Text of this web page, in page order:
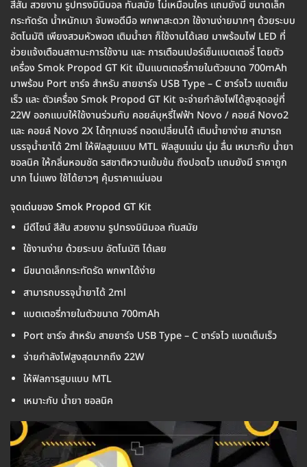
สีสัน สวยงาม รูปทรงมินิมอล ทันสมัย ไม่เหมือนใคร แถมยังมี ขนาดเล็ก
กระทัดรัด น้ำหนักเบา จับพอดีมือ พกพาสะดวก ใช้งานง่ายมากๆ ด้วยระบบ
อัตโนมัติ เพียงสวมหัวพอต เติมน้ำยา ก็ใช้งานได้เลย มาพร้อมไฟ LED ที่
ช่วยแจ้งเตือนสถานะการใช้งาน และ การเตือนเปอร์เซ็นแบตเตอรี่ โดยตัว
เครื่อง Smok Propod GT Kit เป็นแบตเตอรี่ภายในตัวขนาด 700mAh
มาพร้อม Port ชาร์จ สำหรับ สายชาร์จ USB Type – C ชาร์จไว แบตเต็ม
เร็ว และ ตัวเครื่อง Smok Propod GT Kit จะจ่ายกำลังไฟได้สูงสุดอยู่ที่
22W ออกแบบให้ใช้งานร่วมกับ คอยล์บุหรี่ไฟฟ้า Novo / คอยล์ Novo2
และ คอยล์ Novo 2X ได้ทุกเบอร์ ถอดเปลี่ยนได้ เติมน้ำยาง่าย สามารถ
บรรจุน้ำยาได้ 2ml ให้ฟิลสูบแบบ MTL ฟิลสูบแน่น นุ่ม ลื่น เหมาะกับ น้ำยา
ซอลนิค ให้กลิ่นหอมชัด รสชาติหวานเข้มข้น ถึงปอดไว แถมยังมี ราคาถูก
มาก ไม่แพง ใช้ได้ยาวๆ คุ้มราคาแน่นอน
จุดเด่นของ Smok Propod GT Kit
มีดีไซน์ สีสัน สวยงาม รูปทรงมินิมอล ทันสมัย
ใช้งานง่าย ด้วยระบบ อัตโนมัติ ได้เลย
มีขนาดเล็กกระทัดรัด พกพาได้ง่าย
สามารถบรรจุน้ำยาได้ 2ml
แบตเตอรี่ภายในตัวขนาด 700mAh
Port ชาร์จ สำหรับ สายชาร์จ USB Type – C ชาร์จไว แบตเต็มเร็ว
จ่ายกำลังไฟสูงสุดมากถึง 22W
ให้ฟิลการสูบแบบ MTL
เหมาะกับ น้ำยา ซอลนิค